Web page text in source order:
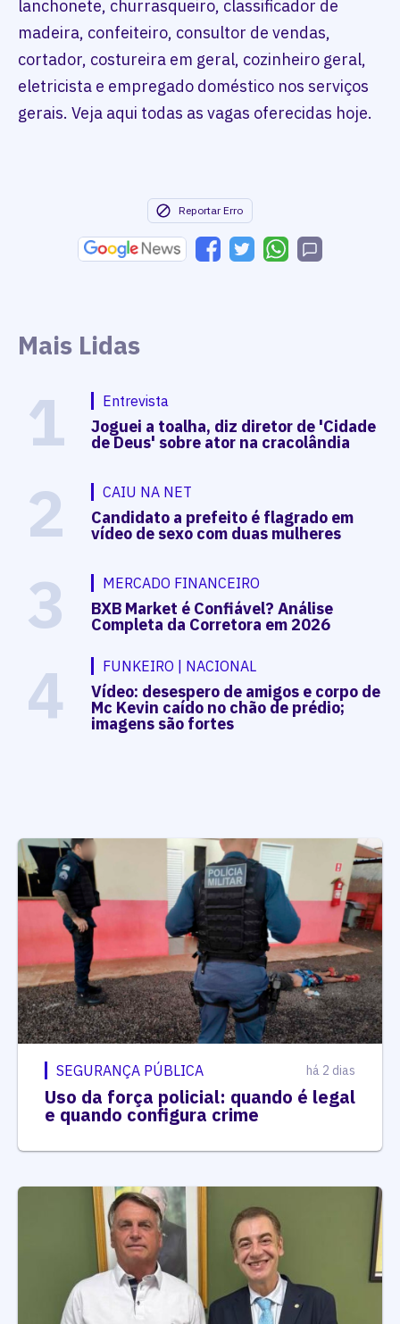
lanchonete, churrasqueiro, classificador de
madeira, confeiteiro, consultor de vendas,
cortador, costureira em geral, cozinheiro geral,
eletricista e empregado doméstico nos serviços
gerais. Veja aqui todas as vagas oferecidas hoje.
Reportar Erro
Mais Lidas
1 Entrevista
Joguei a toalha, diz diretor de 'Cidade
de Deus' sobre ator na cracolândia
2 CAIU NA NET
Candidato a prefeito é flagrado em
vídeo de sexo com duas mulheres
3 MERCADO FINANCEIRO
BXB Market é Confiável? Análise
Completa da Corretora em 2026
4 FUNKEIRO | NACIONAL
Vídeo: desespero de amigos e corpo de
Mc Kevin caído no chão de prédio;
imagens são fortes
SEGURANÇA PÚBLICA há 2 dias
Uso da força policial: quando é legal
e quando configura crime